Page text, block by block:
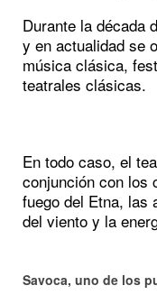
Durante la década
y en actualidad se
música clásica,
teatrales clásicas.
En todo caso, el
conjunción con los
fuego del Etna, las
del viento y la
Savoca, uno de los